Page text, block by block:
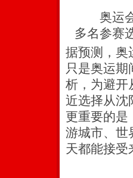
奥运会
多名参赛
据预测，奥
只是奥运
析，为避开
近选择从沈
更重要的是
游城市、世
天都能接受